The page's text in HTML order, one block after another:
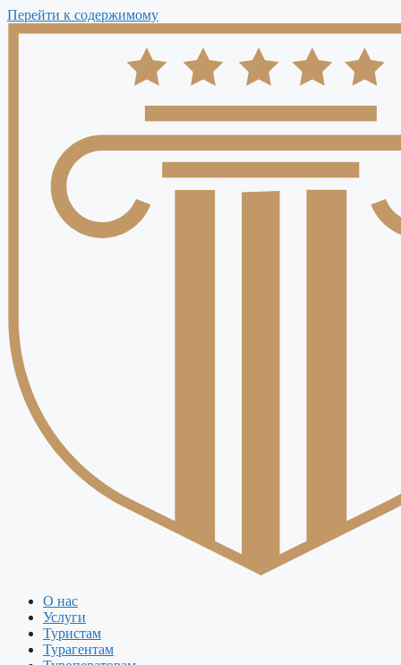
Перейти к содержимому
О нас
Услуги
Туристам
Турагентам